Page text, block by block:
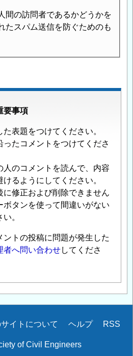
間の訪問者であるかどうかを
たスパム送信を防ぐためのも
要事項
表題をつけてください。
ったコメントをつけてくださ
人のコメントを読んで、内容
るようにしてください。
に修正および削除できません
ボタンを使って間違いがない
。
トの投稿に問題が発生した
者へ問い合わせしてくださ
イトについて ヘルプ RSS
of Civil Engineers